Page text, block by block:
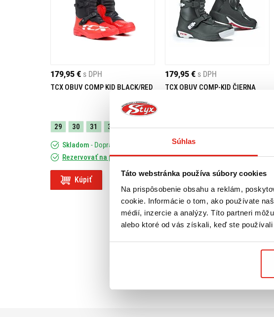
Súhlas
Táto webstránka používa súbory cookies
Na prispôsobenie obsahu a reklám,
cookie. Informácie o tom, ako používate
médií, inzercie a analýzy. Títo partneri
alebo ktoré od vás získali, keď ste
179,95 € s DPH
TCX OBUV COMP KID BLACK/RED
29 30 31 32
Skladom - Doprava ZADARMO
Rezervovať na predajni
Kúpiť
179,95 € s DPH
TCX OBUV COMP-KID ČIERNA
37
38 39 40
Skladom
Rezervovať na predajni